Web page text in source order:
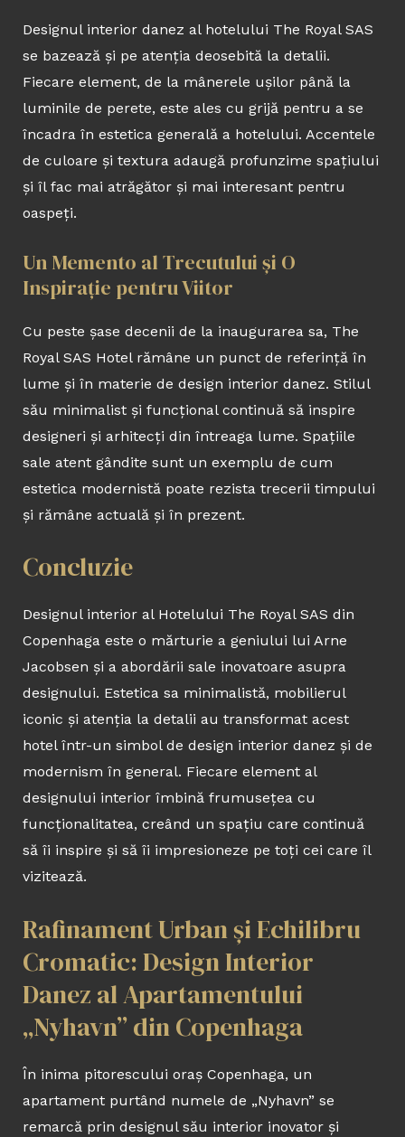
Designul interior danez al hotelului The Royal SAS
se bazează și pe atenția deosebită la detalii.
Fiecare element, de la mânerele ușilor până la
luminile de perete, este ales cu grijă pentru a se
încadra în estetica generală a hotelului. Accentele
de culoare și textura adaugă profunzime spațiului
și îl fac mai atrăgător și mai interesant pentru
oaspeți.
Un Memento al Trecutului și O
Inspirație pentru Viitor
Cu peste șase decenii de la inaugurarea sa, The
Royal SAS Hotel rămâne un punct de referință în
lume și în materie de design interior danez. Stilul
său minimalist și funcțional continuă să inspire
designeri și arhitecți din întreaga lume. Spațiile
sale atent gândite sunt un exemplu de cum
estetica modernistă poate rezista trecerii timpului
și rămâne actuală și în prezent.
Concluzie
Designul interior al Hotelului The Royal SAS din
Copenhaga este o mărturie a geniului lui Arne
Jacobsen și a abordării sale inovatoare asupra
designului. Estetica sa minimalistă, mobilierul
iconic și atenția la detalii au transformat acest
hotel într-un simbol de design interior danez și de
modernism în general. Fiecare element al
designului interior îmbină frumusețea cu
funcționalitatea, creând un spațiu care continuă
să îi inspire și să îi impresioneze pe toți cei care îl
vizitează.
Rafinament Urban și Echilibru
Cromatic: Design Interior
Danez al Apartamentului
„Nyhavn” din Copenhaga
În inima pitorescului oraș Copenhaga, un
apartament purtând numele de „Nyhavn” se
remarcă prin designul său interior inovator și